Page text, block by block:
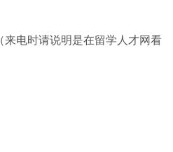
电时请说明是在留学人才网看